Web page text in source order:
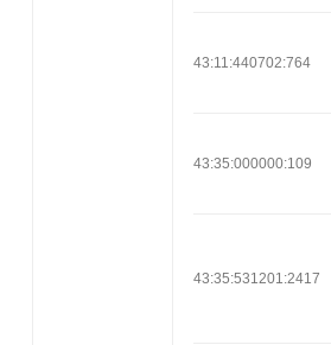
43:11:440702:764
43:35:000000:109
43:35:531201:2417